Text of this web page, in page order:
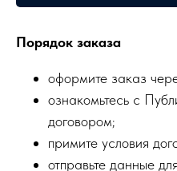
Порядок заказа
оформите заказ
ознакомьтесь с
договором;
примите условия
отправьте данные